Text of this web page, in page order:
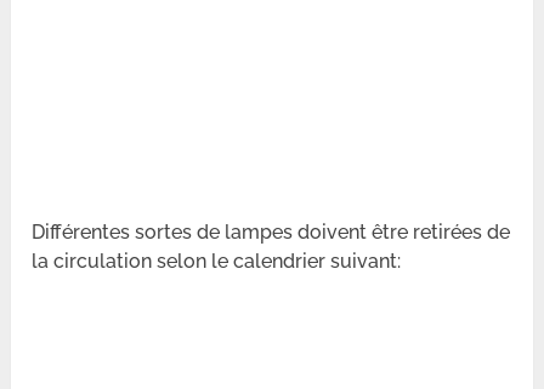
Différentes sortes de lampes doivent être retirées de
la circulation selon le calendrier suivant: